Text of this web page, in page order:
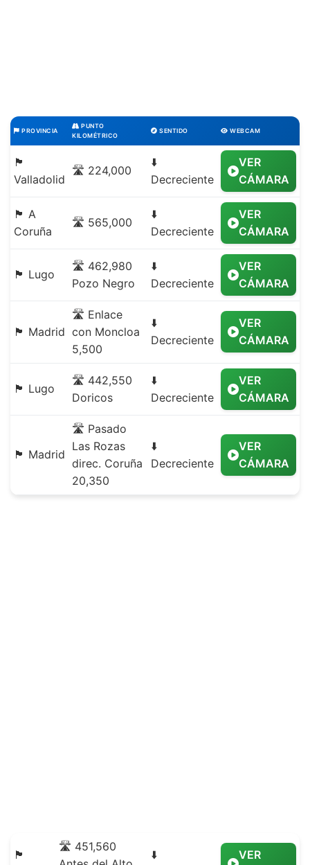
PROVINCIA
PUNTO
KILOMÉTRICO
SENTIDO WEBCAM
🏴
Valladolid
🛣️ 224,000
⬇️
Decreciente
VER
CÁMARA
🏴 A
Coruña
🛣️ 565,000
⬇️
Decreciente
VER
CÁMARA
🏴 Lugo
🛣️ 462,980
Pozo Negro
⬇️
Decreciente
VER
CÁMARA
🏴 Madrid
🛣️ Enlace
con Moncloa
5,500
⬇️
Decreciente
VER
CÁMARA
🏴 Lugo
🛣️ 442,550
Doricos
⬇️
Decreciente
VER
CÁMARA
🏴 Madrid
🛣️ Pasado
Las Rozas
direc. Coruña
20,350
⬇️
Decreciente
VER
CÁMARA
🏴
🛣️ 451,560
⬇️ VER